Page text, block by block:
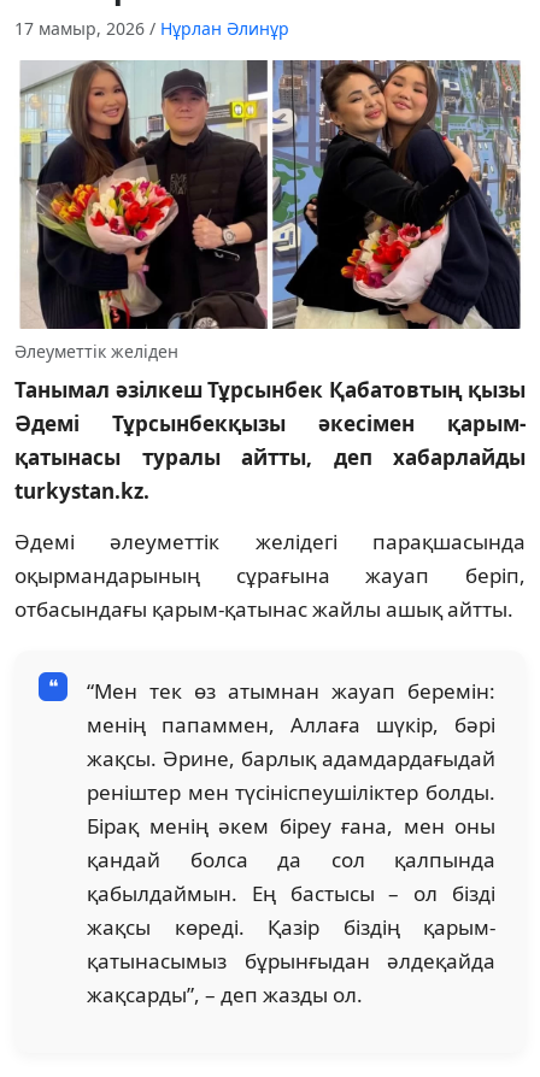
17 мамыр, 2026 / Нұрлан Әлинұр
Әлеуметтік желіден
Танымал әзілкеш Тұрсынбек Қабатовтың қызы
Әдемі Тұрсынбекқызы әкесімен қарым-
қатынасы туралы айтты, деп хабарлайды
turkystan.kz.
Әдемі әлеуметтік желідегі парақшасында
оқырмандарының сұрағына жауап беріп,
отбасындағы қарым-қатынас жайлы ашық айтты.
“Мен тек өз атымнан жауап беремін:
менің папаммен, Аллаға шүкір, бәрі
жақсы. Әрине, барлық адамдардағыдай
реніштер мен түсініспеушіліктер болды.
Бірақ менің әкем біреу ғана, мен оны
қандай болса да сол қалпында
қабылдаймын. Ең бастысы – ол бізді
жақсы көреді. Қазір біздің қарым-
қатынасымыз бұрынғыдан әлдеқайда
жақсарды”, – деп жазды ол.